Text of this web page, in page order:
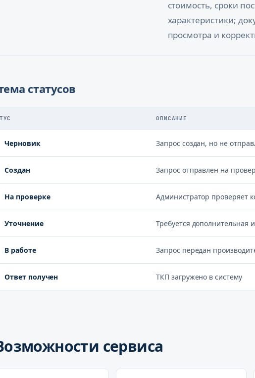
стоимость, сроки
характеристики;
просмотра и
статусов
ОПИСАНИЕ
Черновик Запрос создан, но не
Создан Запрос отправлен на
На проверке Администратор проверяет
Уточнение Требуется дополнительная
В работе Запрос передан
Ответ получен ТКП загружено в систему
сервиса